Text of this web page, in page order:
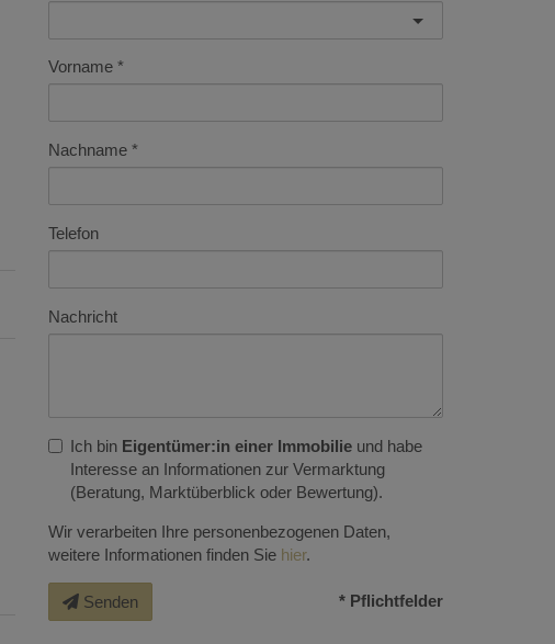
Vorname
Nachname
Telefon
Nachricht
Ich bin Eigentümer:in einer Immobilie und habe
Interesse an Informationen zur Vermarktung
(Beratung, Marktüberblick oder Bewertung).
Wir verarbeiten Ihre personenbezogenen Daten,
weitere Informationen finden Sie hier.
Senden * Pflichtfelder